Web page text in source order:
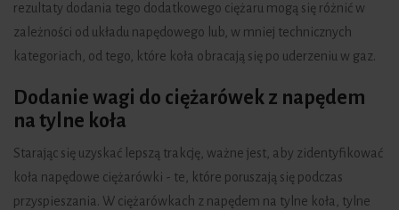
rezultaty dodania tego dodatkowego ciężaru mogą się różnić w
zależności od układu napędowego lub, w mniej technicznych
kategoriach, od tego, które koła obracają się po uderzeniu w gaz.
Dodanie wagi do ciężarówek z napędem
na tylne koła
Starając się uzyskać lepszą trakcję, ważne jest, aby zidentyfikować
koła napędowe ciężarówki - te, które poruszają się podczas
przyspieszania. W ciężarówkach z napędem na tylne koła, tylne